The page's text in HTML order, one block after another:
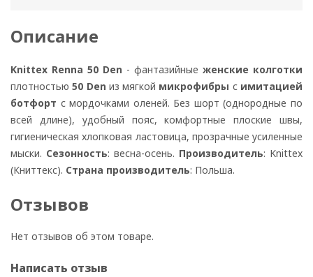
Описание
Knittex Renna 50 Den - фантазийные женские колготки
плотностью50 Den из мягкой микрофибры с имитацией
ботфорт с мордочками оленей. Без шорт (однородные по
всей длине), удобный пояс, комфортные плоские швы,
гигиеническая хлопковая ластовица, прозрачные усиленные
мыски. Сезонность: весна-осень. Производитель: Knittex
(Книттекс). Страна производитель: Польша.
Отзывов
Нет отзывов об этом товаре.
Написать отзыв